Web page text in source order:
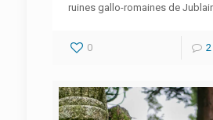
ruines gallo-romaines de
0 2